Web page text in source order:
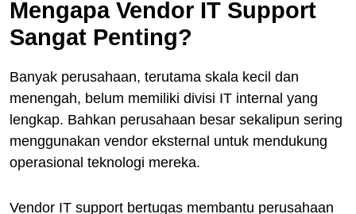
Mengapa Vendor IT Support
Sangat Penting?
Banyak perusahaan, terutama skala kecil dan
menengah, belum memiliki divisi IT internal yang
lengkap. Bahkan perusahaan besar sekalipun sering
menggunakan vendor eksternal untuk mendukung
operasional teknologi mereka.
Vendor IT support bertugas membantu perusahaan